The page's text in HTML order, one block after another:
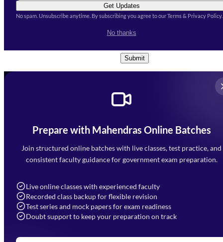
Get Updates
No spam. Unsubscribe anytime. By subscribing you agree to our Terms & Privacy Policy.
No thanks
Conditions
Submit
Prepare with Mahendras Online Batches
Join structured online batches with live classes, test practice, and
consistent faculty guidance for government exam preparation.
Live online classes with experienced faculty
Recorded class backup for flexible revision
Test series and mock papers for exam readiness
Doubt support to keep your preparation on track
Mahendra Arcade, CP-9, Vijayant Khand, Gomti Nagar,
Faizabad Road, Lucknow - 226010
7052477777
Navigation
Home
Blogs